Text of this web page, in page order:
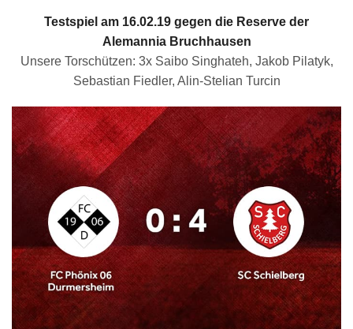
Testspiel am 16.02.19 gegen die Reserve der
Alemannia Bruchhausen
Unsere Torschützen: 3x Saibo Singhateh, Jakob Pilatyk,
Sebastian Fiedler, Alin-Stelian Turcin